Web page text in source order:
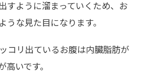
すように溜まっていくため、お
うな見た目になります。
コリ出ているお腹は内臓脂肪が
いです。